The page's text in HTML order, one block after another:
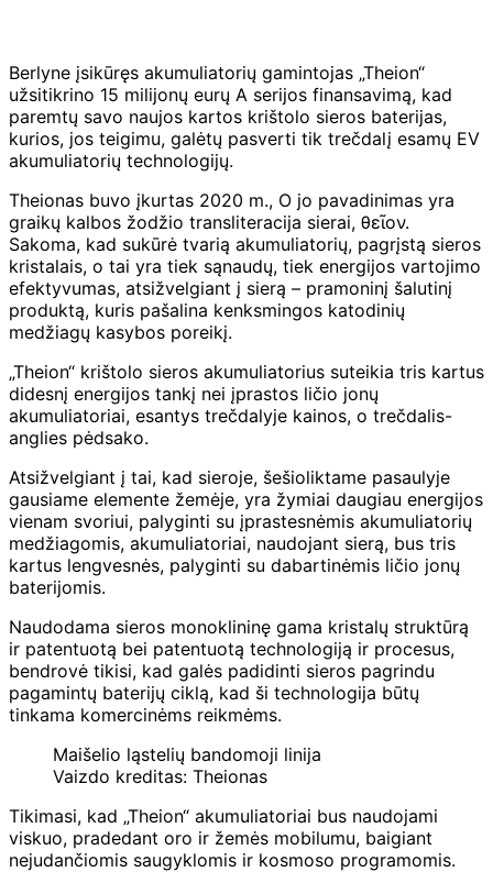
Berlyne įsikūręs akumuliatorių gamintojas „Theion“
užsitikrino 15 milijonų eurų A serijos finansavimą, kad
paremtų savo naujos kartos krištolo sieros baterijas,
kurios, jos teigimu, galėtų pasverti tik trečdalį esamų EV
akumuliatorių technologijų.
Theionas buvo įkurtas 2020 m., O jo pavadinimas yra
graikų kalbos žodžio transliteracija sierai, θεῖον.
Sakoma, kad sukūrė tvarią akumuliatorių, pagrįstą sieros
kristalais, o tai yra tiek sąnaudų, tiek energijos vartojimo
efektyvumas, atsižvelgiant į sierą – pramoninį šalutinį
produktą, kuris pašalina kenksmingos katodinių
medžiagų kasybos poreikį.
„Theion“ krištolo sieros akumuliatorius suteikia tris kartus
didesnį energijos tankį nei įprastos ličio jonų
akumuliatoriai, esantys trečdalyje kainos, o trečdalis-
anglies pėdsako.
Atsižvelgiant į tai, kad sieroje, šešioliktame pasaulyje
gausiame elemente žemėje, yra žymiai daugiau energijos
vienam svoriui, palyginti su įprastesnėmis akumuliatorių
medžiagomis, akumuliatoriai, naudojant sierą, bus tris
kartus lengvesnės, palyginti su dabartinėmis ličio jonų
baterijomis.
Naudodama sieros monoklininę gama kristalų struktūrą
ir patentuotą bei patentuotą technologiją ir procesus,
bendrovė tikisi, kad galės padidinti sieros pagrindu
pagamintų baterijų ciklą, kad ši technologija būtų
tinkama komercinėms reikmėms.
Maišelio ląstelių bandomoji linija
Vaizdo kreditas: Theionas
Tikimasi, kad „Theion“ akumuliatoriai bus naudojami
viskuo, pradedant oro ir žemės mobilumu, baigiant
nejudančiomis saugyklomis ir kosmoso programomis.